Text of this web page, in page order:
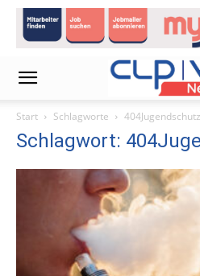
Start Schlagworte 404Jugendschutz
Schlagwort: